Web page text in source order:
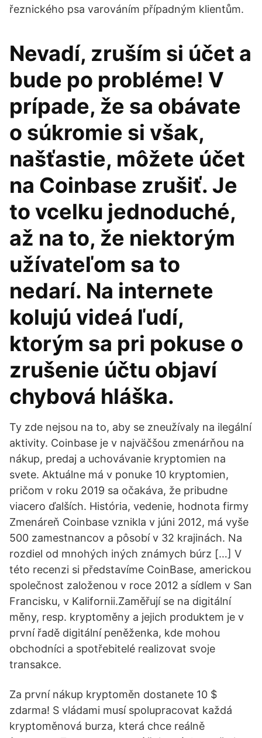
řeznického psa varováním případným klientům.
Nevadí, zruším si účet a
bude po probléme! V
prípade, že sa obávate
o súkromie si však,
našťastie, môžete účet
na Coinbase zrušiť. Je
to vcelku jednoduché,
až na to, že niektorým
užívateľom sa to
nedarí. Na internete
kolujú videá ľudí,
ktorým sa pri pokuse o
zrušenie účtu objaví
chybová hláška.
Ty zde nejsou na to, aby se zneužívaly na ilegální
aktivity. Coinbase je v najväčšou zmenárňou na
nákup, predaj a uchovávanie kryptomien na
svete. Aktuálne má v ponuke 10 kryptomien,
pričom v roku 2019 sa očakáva, že pribudne
viacero ďalších. História, vedenie, hodnota firmy
Zmenáreň Coinbase vznikla v júni 2012, má vyše
500 zamestnancov a pôsobí v 32 krajinách. Na
rozdiel od mnohých iných známych búrz […] V
této recenzi si představíme CoinBase, americkou
společnost založenou v roce 2012 a sídlem v San
Francisku, v Kalifornii.Zaměřují se na digitální
měny, resp. kryptoměny a jejich produktem je v
první řadě digitální peněženka, kde mohou
obchodníci a spotřebitelé realizovat svoje
transakce.
Za první nákup kryptoměn dostanete 10 $
zdarma! S vládami musí spolupracovat každá
kryptoměnová burza, která chce reálně